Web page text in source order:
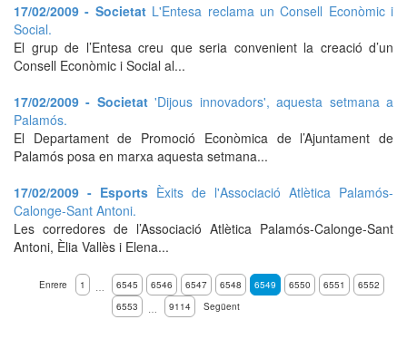
17/02/2009 - Societat L'Entesa reclama un Consell Econòmic i
Social.
El grup de l’Entesa creu que seria convenient la creació d’un
Consell Econòmic i Social al...
17/02/2009 - Societat'Dijous innovadors', aquesta setmana a
Palamós.
El Departament de Promoció Econòmica de l’Ajuntament de
Palamós posa en marxa aquesta setmana...
17/02/2009 - Esports Èxits de l'Associació Atlètica Palamós-
Calonge-Sant Antoni.
Les corredores de l’Associació Atlètica Palamós-Calonge-Sant
Antoni, Èlia Vallès i Elena...
Enrere 1 … 6545 6546 6547 6548 6549 6550 6551
6552
6553
… 9114 Següent